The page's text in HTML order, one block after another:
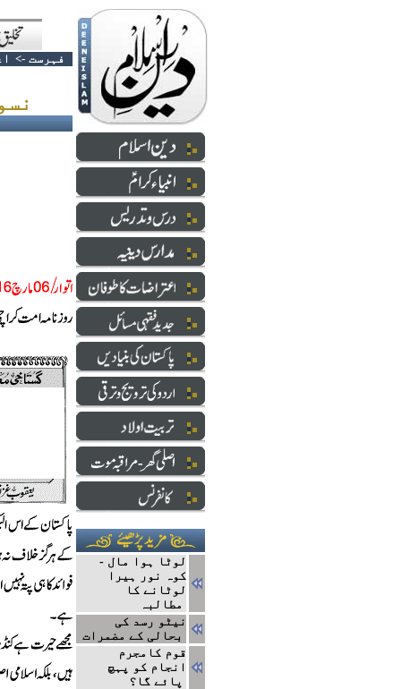
فہرست ->
لوٹا ہوا مال -
کوہ نور ہیرا
لوٹانے کا
مطالبہ
نیٹو رسد کی
بحالی کے مضمرات
قوم کامجرم
انجام کو پہچ
پائے گا؟